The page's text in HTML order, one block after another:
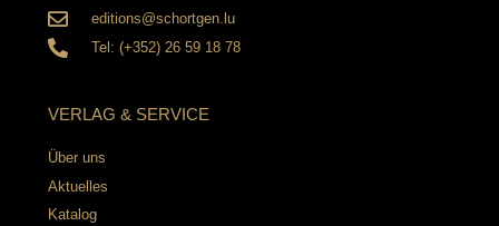
editions@schortgen.lu
Tel: (+352) 26 59 18 78
VERLAG & SERVICE
Über uns
Aktuelles
Katalog